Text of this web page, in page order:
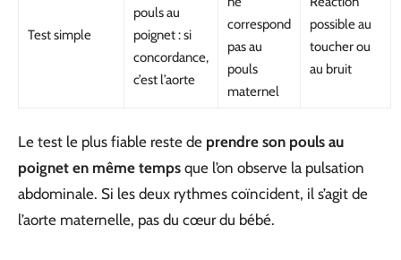
Test simple
pouls au
poignet : si
concordance,
c’est l’aorte
correspond
pas au
pouls
maternel
possible au
toucher ou
au bruit
Le test le plus fiable reste de prendre son pouls au
poignet en même temps que l’on observe la pulsation
abdominale. Si les deux rythmes coïncident, il s’agit de
l’aorte maternelle, pas du cœur du bébé.